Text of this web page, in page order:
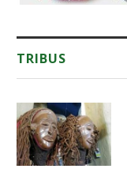
TRIBUS